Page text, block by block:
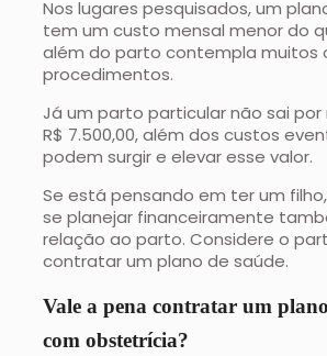
Nos lugares pesquisados, um
tem um custo mensal menor do
além do parto contempla muitos
procedimentos.
Já um parto particular não sai
R$ 7.500,00, além dos custos
podem surgir e elevar esse valor.
Se está pensando em ter um
se planejar financeiramente
relação ao parto. Considere o
contratar um plano de saúde.
Vale a pena contratar um
com obstetrícia?